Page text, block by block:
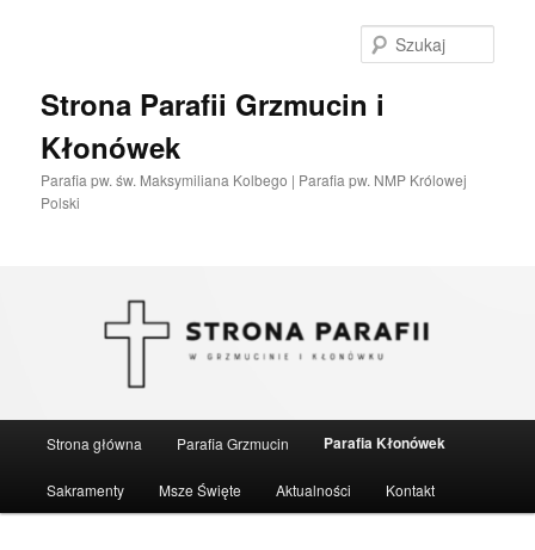
Strona Parafii Grzmucin i
Kłonówek
Parafia pw. św. Maksymiliana Kolbego | Parafia pw. NMP Królowej
Polski
Strona główna Parafia Grzmucin Parafia Kłonówek
Sakramenty Msze Święte Aktualności Kontakt